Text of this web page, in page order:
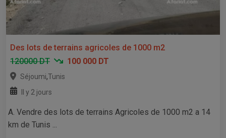
Des lots de terrains agricoles de 1000 m2
120000 DT
100 000 DT
Séjoumi,Tunis
Il y 2 jours
A. Vendre des lots de terrains Agricoles de 1000 m2 a 14
km de Tunis ...